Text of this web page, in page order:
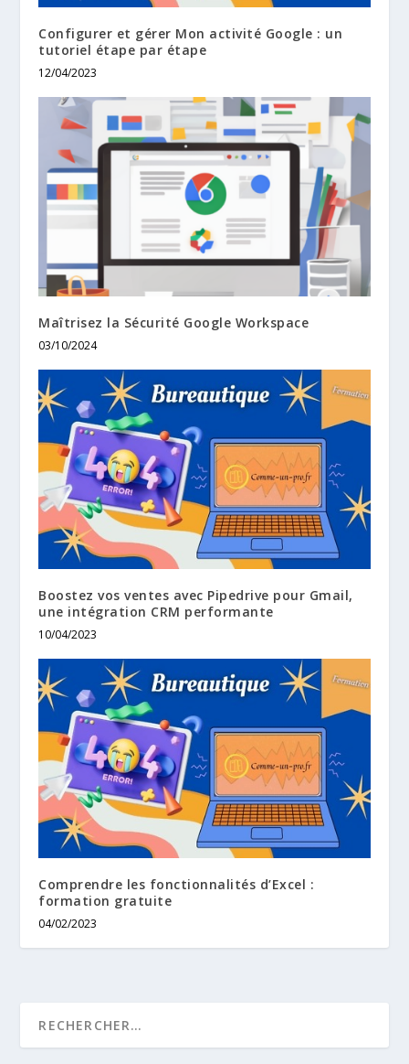
Configurer et gérer Mon activité Google : un
tutoriel étape par étape
12/04/2023
Maîtrisez la Sécurité Google Workspace
03/10/2024
Boostez vos ventes avec Pipedrive pour Gmail,
une intégration CRM performante
10/04/2023
Comprendre les fonctionnalités d’Excel :
formation gratuite
04/02/2023